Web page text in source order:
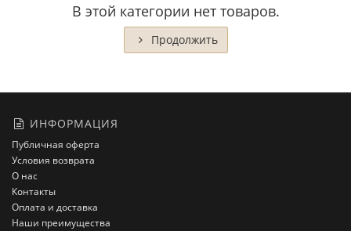
В этой категории нет товаров.
Продолжить
ИНФОРМАЦИЯ
Публичная оферта
Условия возврата
О нас
Контакты
Оплата и доставка
Наши преимущества